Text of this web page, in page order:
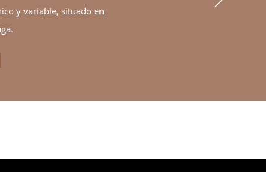
y variable, situado en
Y EVENTOS